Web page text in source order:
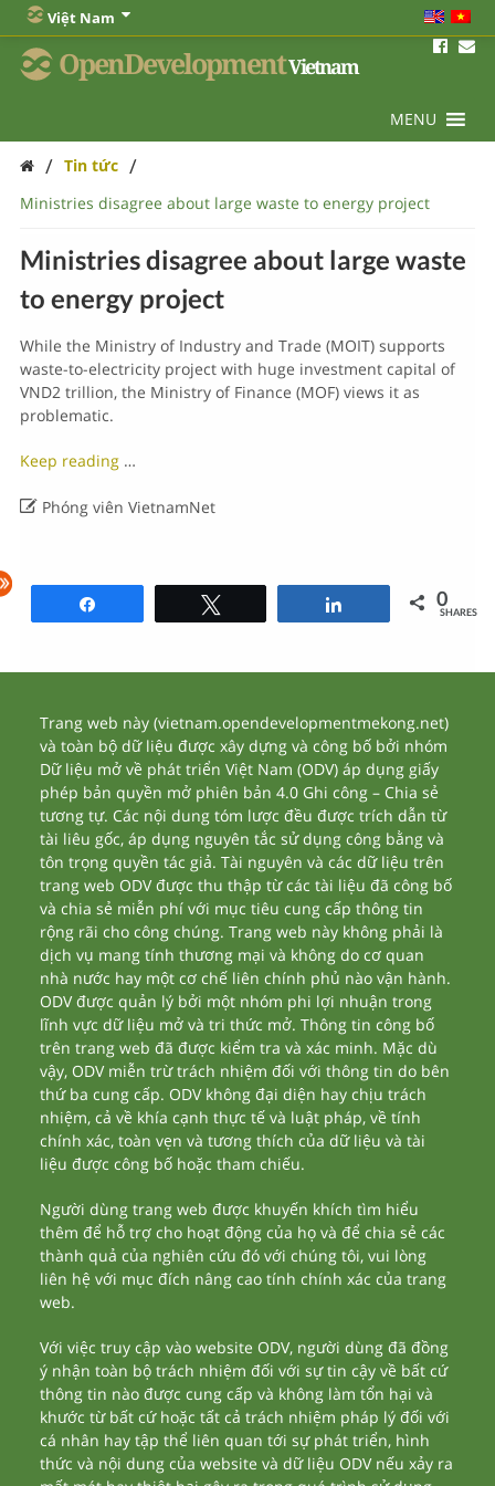
Việt Nam
OpenDevelopmentVietnam
MENU
/ Tin tức /
Ministries disagree about large waste to energy project
Ministries disagree about large waste
to energy project
While the Ministry of Industry and Trade (MOIT) supports
waste-to-electricity project with huge investment capital of
VND2 trillion, the Ministry of Finance (MOF) views it as
problematic.
Keep reading…
Phóng viên VietnamNet
0
SHARES
Trang web này (vietnam.opendevelopmentmekong.net)
và toàn bộ dữ liệu được xây dựng và công bố bởi nhóm
Dữ liệu mở về phát triển Việt Nam (ODV) áp dụng giấy
phép bản quyền mở phiên bản 4.0 Ghi công – Chia sẻ
tương tự. Các nội dung tóm lược đều được trích dẫn từ
tài liêu gốc, áp dụng nguyên tắc sử dụng công bằng và
tôn trọng quyền tác giả. Tài nguyên và các dữ liệu trên
trang web ODV được thu thập từ các tài liệu đã công bố
và chia sẻ miễn phí với mục tiêu cung cấp thông tin
rộng rãi cho công chúng. Trang web này không phải là
dịch vụ mang tính thương mại và không do cơ quan
nhà nước hay một cơ chế liên chính phủ nào vận hành.
ODV được quản lý bởi một nhóm phi lợi nhuận trong
lĩnh vực dữ liệu mở và tri thức mở. Thông tin công bố
trên trang web đã được kiểm tra và xác minh. Mặc dù
vậy, ODV miễn trừ trách nhiệm đối với thông tin do bên
thứ ba cung cấp. ODV không đại diện hay chịu trách
nhiệm, cả về khía cạnh thực tế và luật pháp, về tính
chính xác, toàn vẹn và tương thích của dữ liệu và tài
liệu được công bố hoặc tham chiếu.
Người dùng trang web được khuyến khích tìm hiểu
thêm để hỗ trợ cho hoạt động của họ và để chia sẻ các
thành quả của nghiên cứu đó với chúng tôi, vui lòng
liên hệ với mục đích nâng cao tính chính xác của trang
web.
Với việc truy cập vào website ODV, người dùng đã đồng
ý nhận toàn bộ trách nhiệm đối với sự tin cậy về bất cứ
thông tin nào được cung cấp và không làm tổn hại và
khước từ bất cứ hoặc tất cả trách nhiệm pháp lý đối với
cá nhân hay tập thể liên quan tới sự phát triển, hình
thức và nội dung của website và dữ liệu ODV nếu xảy ra